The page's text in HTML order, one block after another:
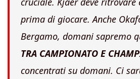
prima di giocare. Anche
Bergamo, domani sapremo
TRA CAMPIONATO E
concentrati su domani. Ci